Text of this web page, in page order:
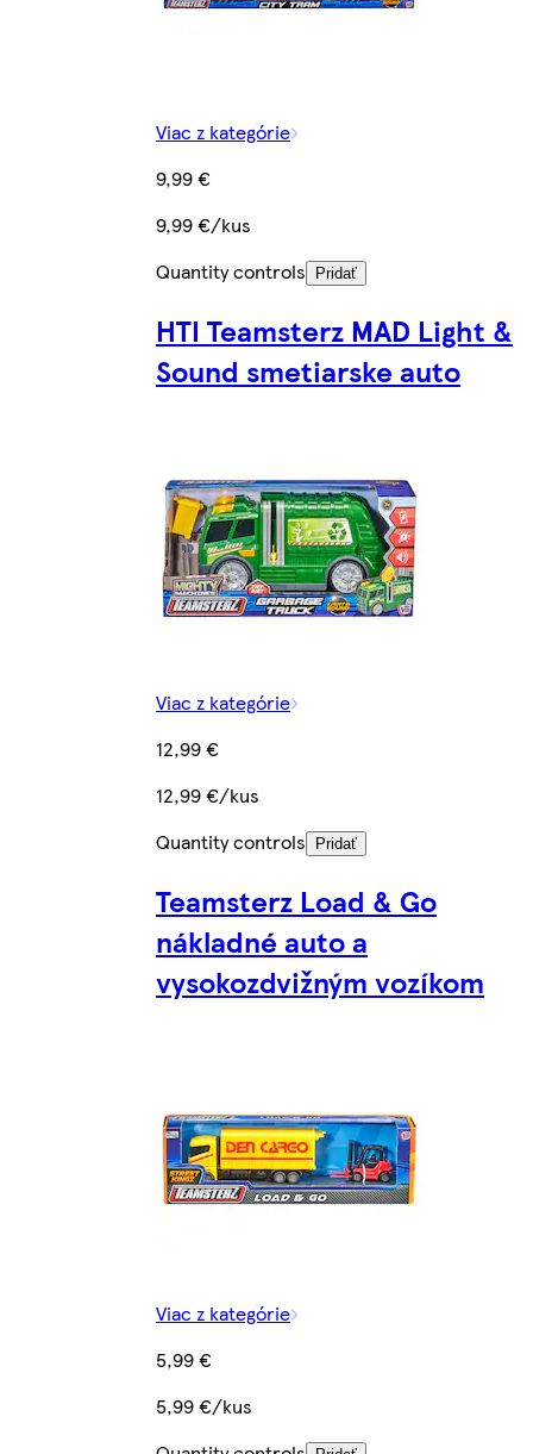
Viac z kategórie
9,99 €
9,99 €/kus
Quantity controls
Pridať
HTI Teamsterz MAD Light &
Sound smetiarske auto
Viac z kategórie
12,99 €
12,99 €/kus
Quantity controls
Pridať
Teamsterz Load & Go
nákladné auto a
vysokozdvižným vozíkom
Viac z kategórie
5,99 €
5,99 €/kus